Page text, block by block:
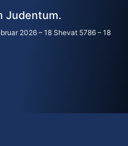
Judentum.
2026 – 18 Shevat 5786 – 18